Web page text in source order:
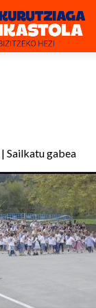
| Sailkatu gabea